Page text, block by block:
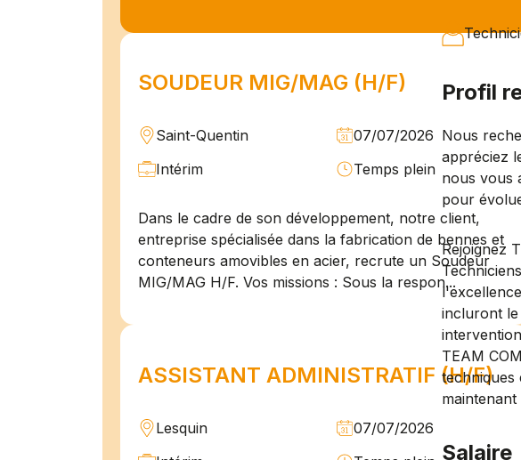
SOUDEUR MIG/MAG (H/F)
Saint-Quentin
07/07/2026
Intérim
Temps plein
Dans le cadre de son développement, notre client,
entreprise spécialisée dans la fabrication de bennes et
conteneurs amovibles en acier, recrute un Soudeur
MIG/MAG H/F. Vos missions : Sous la respon...
ASSISTANT ADMINISTRATIF (H/F)
Lesquin
07/07/2026
Profil
Nous
appréciez
nous vous
pour
Rejoignez
incluront le
TEAM
techniques
Salaire